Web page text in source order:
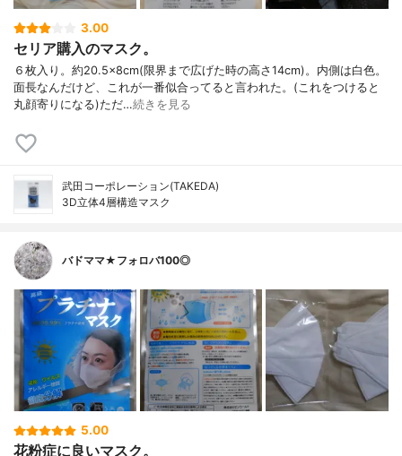
3.00
セリア購入のマスク。
６枚入り。約20.5×8cm(限界まで広げた時の高さ14cm)。内側は白色。
面長なんだけど、これが一番似合ってると言われた。(これをつけると
丸顔寄りになる)ただ…続きを見る
武田コーポレーション(TAKEDA)
3D立体4層構造マスク
バドママ★フォロバ100◎
5.00
花粉症に良いマスク。